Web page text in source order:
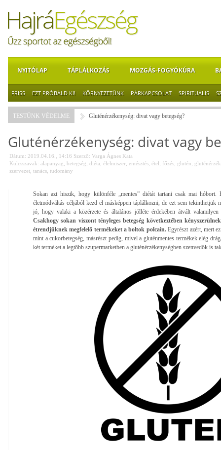
NYITÓLAP TÁPLÁLKOZÁS MOZGÁS-FOGYÓKÚRA
FRISS EZT PRÓBÁLD KI! KÖRNYEZETÜNK PÁRKAPCSOLAT SPIRITUÁLIS
TESTÜNK VÉDELME Gluténérzékenység: divat vagy betegség?
Gluténérzékenység: divat vagy
Dátum: 2019.04.16., 14:16 Szerző: Varga Ágnes Kata
Kulcsszavak: alapanyag betegség diéta élelmiszer emésztés étel főzés glutén
szervezet tanács tudomány
Sokan azt hiszik, hogy különféle „mentes” diétát tartani csak mai
életmódváltás céljából kezd el másképpen táplálkozni, de ezt sem tekinthetjük
jó, hogy valaki a közérzete és általános jólléte érdekében átvált valamilyen
Csakhogy sokan viszont tényleges betegség következtében
étrendjüknek megfelelő termékeket a boltok polcain.Egyrészt azért, mert
mint a cukorbetegség, másrészt pedig, mivel a gluténmentes termékek elég
két terméket a legtöbb szupermarketben a gluténérzékenységben szenvedők is